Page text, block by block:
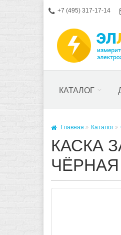
+7 (495) 317-17-14
КАТАЛОГ
Главная Каталог
КАСКА
ЧЁРНАЯ